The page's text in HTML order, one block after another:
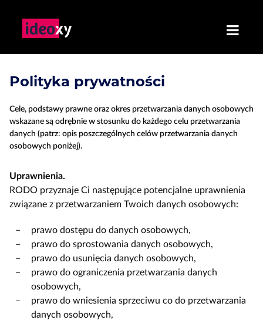
Polityka prywatności
Cele, podstawy prawne oraz okres przetwarzania danych osobowych
wskazane są odrębnie w stosunku do każdego celu przetwarzania
danych (patrz: opis poszczególnych celów przetwarzania danych
osobowych poniżej).
Uprawnienia.
RODO przyznaje Ci następujące potencjalne uprawnienia
związane z przetwarzaniem Twoich danych osobowych:
prawo dostępu do danych osobowych,
prawo do sprostowania danych osobowych,
prawo do usunięcia danych osobowych,
prawo do ograniczenia przetwarzania danych
osobowych,
prawo do wniesienia sprzeciwu co do przetwarzania
danych osobowych,